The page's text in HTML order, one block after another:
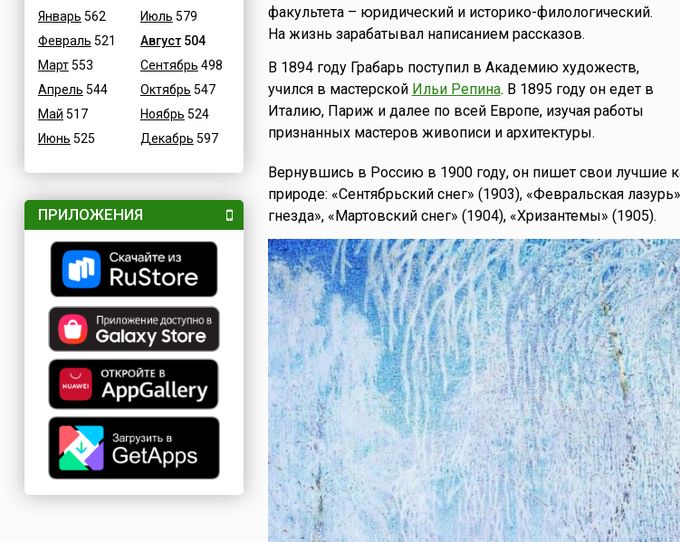
Январь 562
Февраль 521
Март553
Апрель 544
Май 517
Июнь 525
Июль 579
Август504
Сентябрь 498
Октябрь 547
Ноябрь 524
Декабрь 597
ПРИЛОЖЕНИЯ
факультета – юридический и историко-филологический.
На жизнь зарабатывал написанием рассказов.
В 1894 году Грабарь поступил в Академию художеств,
учился в мастерской Ильи Репина. В 1895 году он едет в
Италию, Париж и далее по всей Европе, изучая работы
признанных мастеров живописи и архитектуры.
Вернувшись в Россию в 1900 году, он пишет свои лучшие
природе: «Сентябрьский снег» (1903), «Февральская
гнезда», «Мартовский снег» (1904), «Хризантемы» (1905).